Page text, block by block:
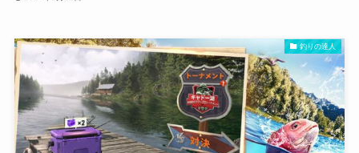
釣りの達人